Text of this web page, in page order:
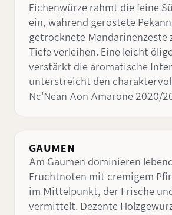
Eichenwürze rahmt die feine
ein, während geröstete
getrocknete Mandarinenzeste
Tiefe verleihen. Eine leicht
verstärkt die aromatische
unterstreicht den
Nc'Nean Aon Amarone 2020/
GAUMEN
Am Gaumen dominieren
Fruchtnoten mit cremigem
im Mittelpunkt, der Frische
vermittelt. Dezente